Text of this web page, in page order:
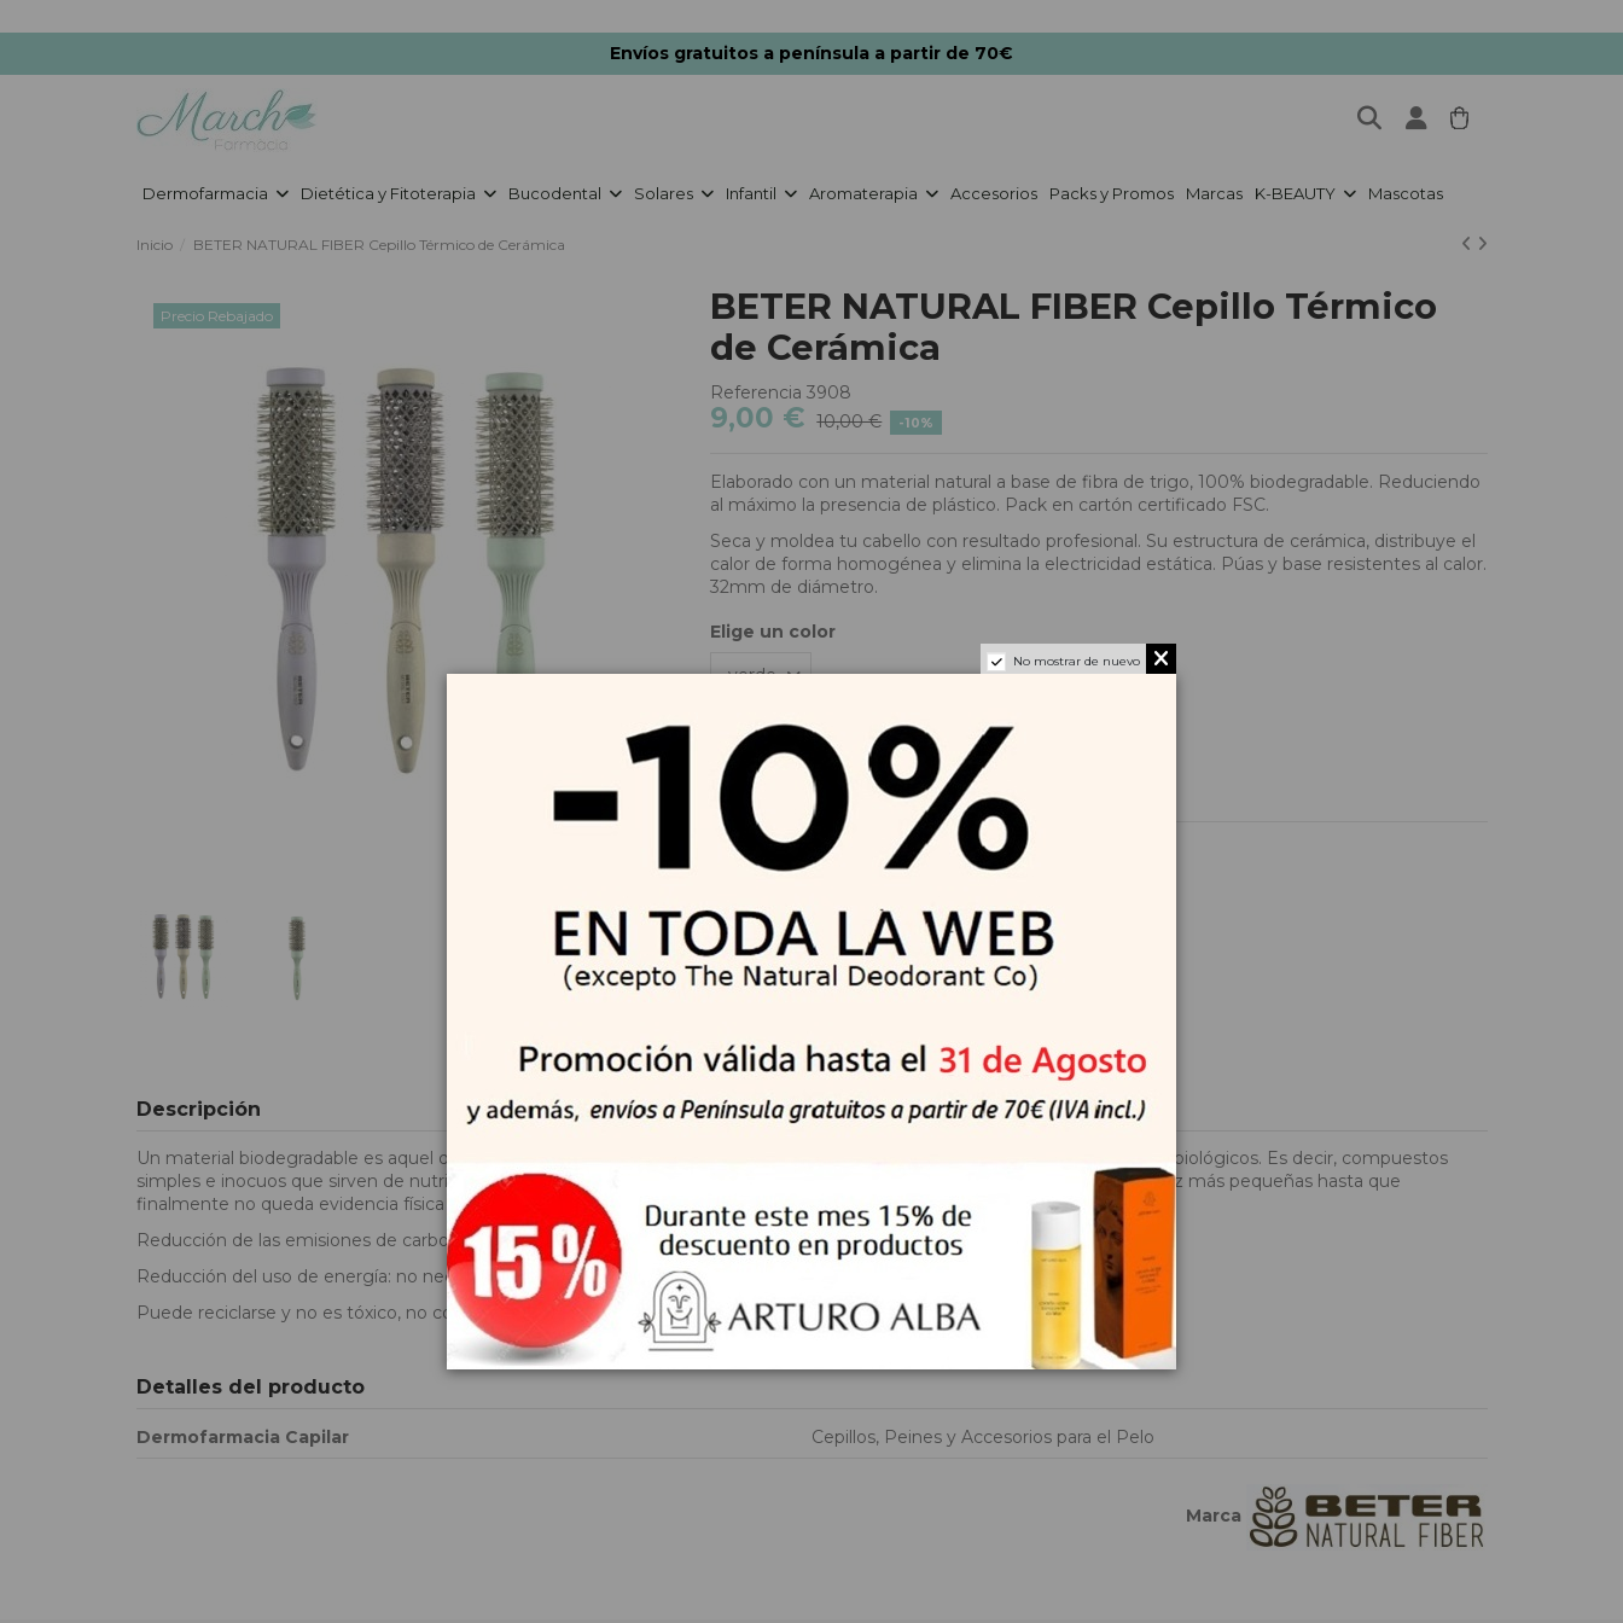
Envíos gratuitos a península a partir de 70€
Dermofarmacia Dietética y Fitoterapia Bucodental Solares Infantil Aromaterapia Accesorios Packs y Promos Marcas K-BEAUTY Mascotas
Inicio BETER NATURAL FIBER Cepillo Térmico de Cerámica
Precio Rebajado
BETER NATURAL FIBER Cepillo Térmico
de Cerámica
Referencia 3908
9,00 € 10,00 € -10%
Elaborado con un material natural a base de fibra de trigo, 100% biodegradable. Reduciendo
al máximo la presencia de plástico. Pack en cartón certificado FSC.
Seca y moldea tu cabello con resultado profesional. Su estructura de cerámica, distribuye el
calor de forma homogénea y elimina la electricidad estática. Púas y base resistentes al calor.
32mm de diámetro.
Elige un color
Añadir al carrito
Descripción
Un material biodegradable es aquel que puede descomponerse en elementos químicos naturales por la acción de agentes biológicos. Es decir, compuestos
simples e inocuos que sirven de nutrientes en el medio. En este proceso, el material se va fragmentando en piezas cada vez más pequeñas hasta que
finalmente no queda evidencia física de su existencia:
Reducción de las emisiones de carbono en el proceso de fabricación.
Reducción del uso de energía: no necesita combustibles fósiles para reciclarse.
Puede reciclarse y no es tóxico, no contiene químicos ni toxinas.
Detalles del producto
Dermofarmacia Capilar Cepillos, Peines y Accesorios para el Pelo
Marca
No mostrar de nuevo